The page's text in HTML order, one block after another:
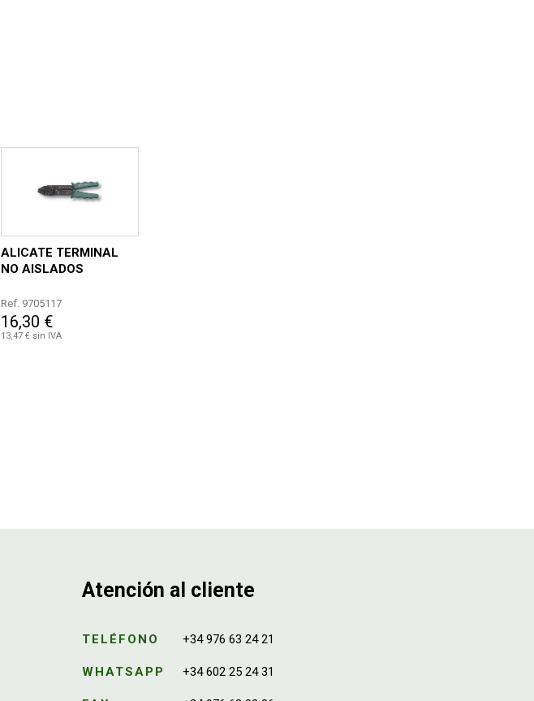
ALICATE TERMINAL
NO AISLADOS
Ref. 9705117
16,30 €
13,47 € sin IVA
Atención al cliente
TELÉFONO +34 976 63 24 21
WHATSAPP +34 602 25 24 31